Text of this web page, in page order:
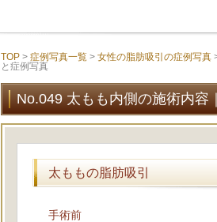
TOP > 症例写真一覧 > 女性の脂肪吸引の症例写真
と症例写真
No.049 太もも内側の施術内容
太ももの脂肪吸引
手術前